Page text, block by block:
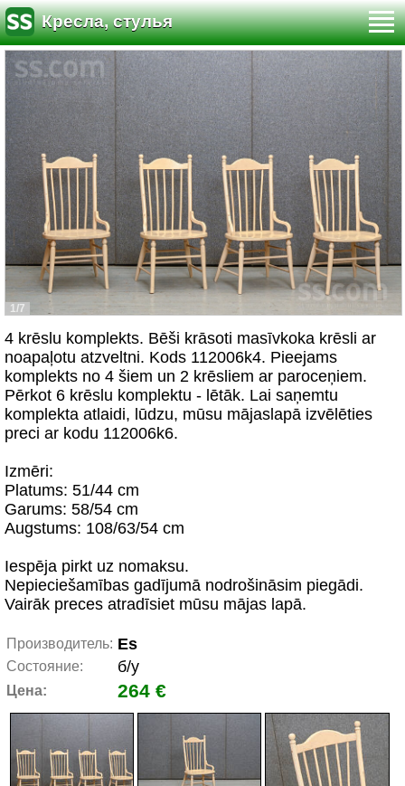
Кресла, стулья
1/7
4 krēslu komplekts. Bēši krāsoti masīvkoka krēsli ar
noapaļotu atzveltni. Kods 112006k4. Pieejams
komplekts no 4 šiem un 2 krēsliem ar paroceņiem.
Pērkot 6 krēslu komplektu - lētāk. Lai saņemtu
komplekta atlaidi, lūdzu, mūsu mājaslapā izvēlēties
preci ar kodu 112006k6.
Izmēri:
Platums: 51/44 cm
Garums: 58/54 cm
Augstums: 108/63/54 cm
Iespēja pirkt uz nomaksu.
Nepieciešamības gadījumā nodrošināsim piegādi.
Vairāk preces atradīsiet mūsu mājas lapā.
Производитель: Es
Состояние: б/у
Цена: 264 €